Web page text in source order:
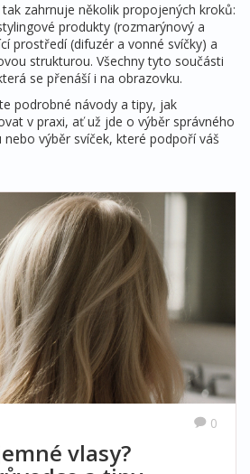
zahrnuje několik propojených kroků:
produkty (rozmarýnový a
prostředí (difuzér a vonné svíčky) a
strukturou. Všechny tyto součásti
se přenáší i na obrazovku.
podrobné návody a tipy, jak
v praxi, ať už jde o výběr správného
výběr svíček, které podpoří váš
0
vlasy?